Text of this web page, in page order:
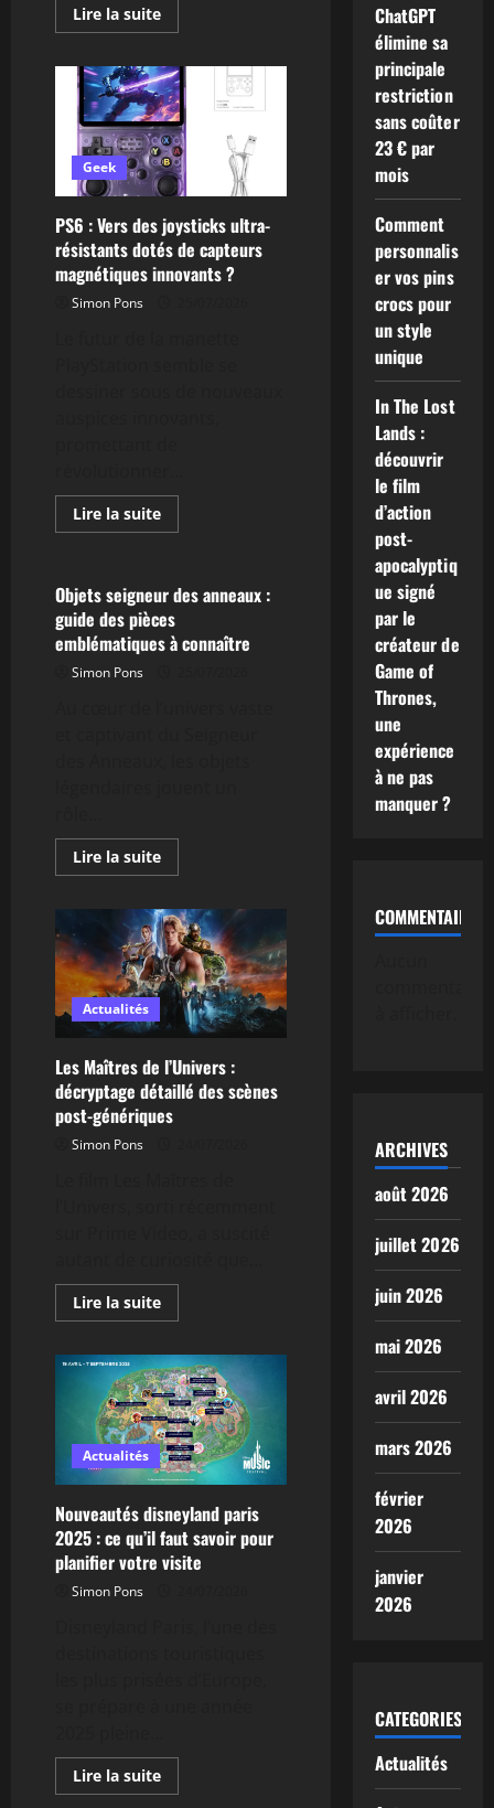
Lire la suiteEn
savoir
Top
7
des
objets
connectés
sans
fil
à
ne
manquer
en
2026
Geek
PS6 : Vers des joysticks ultra-
résistants dotés de capteurs
magnétiques innovants ?
Simon Pons
Lire la suiteEn
savoir
:
Vers
des
joysticks
ultra-
Geek
Objets seigneur des anneaux :
guide des pièces
emblématiques à connaître
Simon Pons
Lire la suiteEn
savoir
Objets
seigneur
des
anneaux
:
guide
des
pièces
emblématiques
à
connaître
Actualités
Les Maîtres de l’Univers :
décryptage détaillé des scènes
post-génériques
Simon Pons
Lire la suiteEn
savoir
Les
Maîtres
de
l’Univers
:
décryptage
détaillé
des
scènes
post-
génériques
Actualités
Nouveautés disneyland paris
2025 : ce qu’il faut savoir pour
planifier votre visite
Simon Pons
Lire la suiteEn
savoir
ChatGPT
élimine sa
principale
restriction
sans coûter
23 € par
mois
Comment
personnalis
er vos pins
crocs pour
un style
unique
In The Lost
Lands :
découvrir
le film
d’action
post-
apocalyptiq
ue signé
par le
créateur de
Game of
Thrones,
une
expérience
à ne pas
manquer ?
COMMENTAIRE
ARCHIVES
août 2026
juillet 2026
juin 2026
mai 2026
avril 2026
mars 2026
février
2026
janvier
2026
CATEGORIES
Actualités